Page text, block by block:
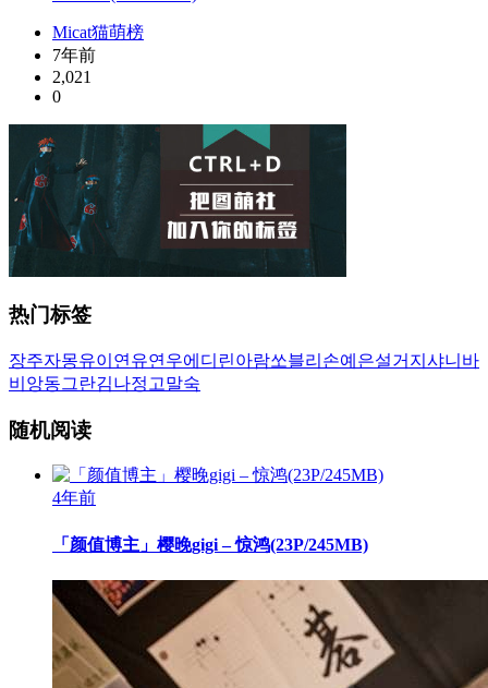
Micat猫萌榜
7年前
2,021
0
热门标签
장주자몽유이 연유연우에디린아람쏘블리 손예은설거지 샤니 바
비앙동그란김나정 고말숙
随机阅读
4年前
「颜值博主」樱晚gigi – 惊鸿(23P/245MB)